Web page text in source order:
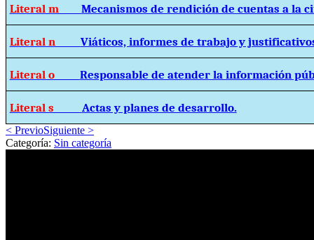
Literal m Mecanismos de rendición de cuentas a la
Literal n Viáticos, informes de trabajo y
Literal o Responsable de atender la información
Literal s Actas y planes de desarrollo.
< PrevioSiguiente >
Categoría: Sin categoría